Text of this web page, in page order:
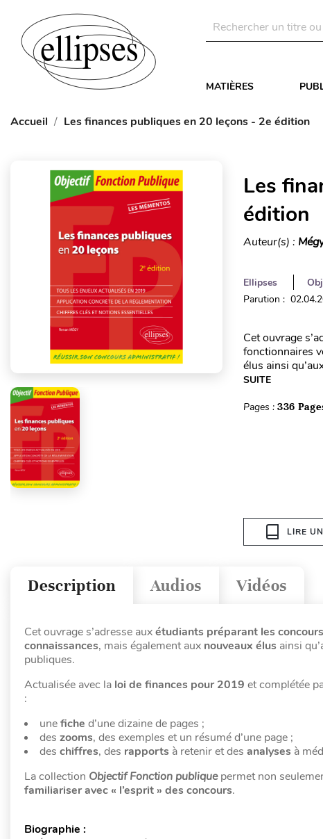
MATIÈRES
Accueil Les finances publiques en 20 leçons - 2e édition
Les
édition
Auteur(s) :
Ellipses
Parution :
Cet ouvrage
fonctionnaires
élus ainsi
SUITE
Pages : 336
LIRE
Vidéos
Audios
Description
Cet ouvrage s’adresse auxétudiants préparant les
connaissances, mais également aux nouveaux élus ainsi
publiques.
Actualisée avec la loi de finances pour 2019 et complétée
:
unefiche d’une dizaine de pages ;
des zooms, des exemples et un résumé d’une page ;
des chiffres, des rapports à retenir et des analyses à
La collection Objectif Fonction publiquepermet non
familiariser avec « l’esprit » des concours.
Biographie :